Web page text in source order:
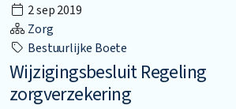
2 sep 2019
Zorg
Bestuurlijke Boete
Wijzigingsbesluit Regeling
zorgverzekering